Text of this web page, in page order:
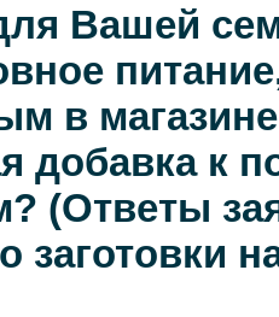
Вашей
в
добавка к
(Ответы
заготовки